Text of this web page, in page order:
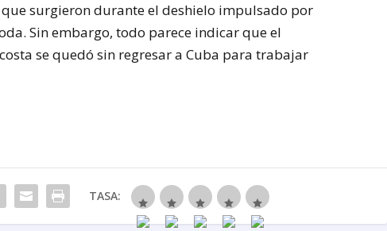
surgieron durante el deshielo impulsado por
Sin embargo, todo parece indicar que el
se quedó sin regresar a Cuba para trabajar
TASA: